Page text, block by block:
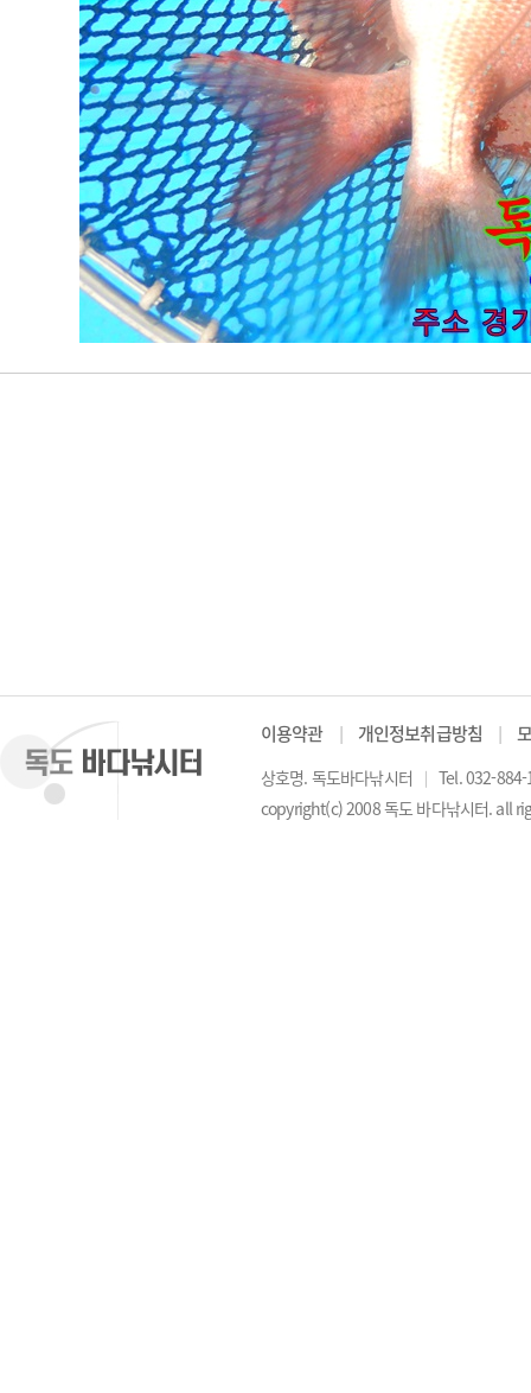
이용약관 │ 개인정보취급방침 │
상호명. 독도바다낚시터 │ Tel. 032-
copyright(c) 2008 독도 바다낚시터. all